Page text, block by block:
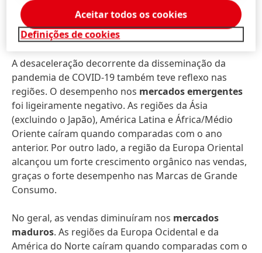
salões de cabeleireiro aplicado pelos governos em
vários países resultou em vendas decrescentes numa
percentagem de dois dígitos.
A desaceleração decorrente da disseminação da
pandemia de COVID-19 também teve reflexo nas
regiões. O desempenho nos mercados emergentes
foi ligeiramente negativo. As regiões da Ásia
(excluindo o Japão), América Latina e África/Médio
Oriente caíram quando comparadas com o ano
anterior. Por outro lado, a região da Europa Oriental
alcançou um forte crescimento orgânico nas vendas,
graças o forte desempenho nas Marcas de Grande
Consumo.
No geral, as vendas diminuíram nos mercados
maduros. As regiões da Europa Ocidental e da
América do Norte caíram quando comparadas com o
Definições de cookies
Aceitar todos os cookies